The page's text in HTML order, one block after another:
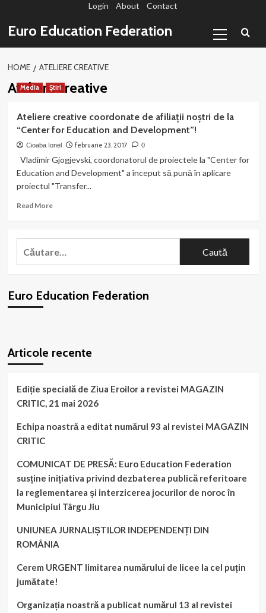
conținut
Login About Contact
Euro Education Federation
Menu
HOME ATELIERE CREATIVE
Ateliere creative
Media Știri
Ateliere creative coordonate de afiliații noștri de la
“Center for Education and Development”!
Cioaba Ionel februarie 23, 2017 0
Vladimir Gjogjevski, coordonatorul de proiectele la "Center for
Education and Development" a început să pună în aplicare
proiectul "Transfer...
Read MoreRead
Ateliere
creative
noștri
Education
Caută
Euro Education Federation
Articole recente
Ediție specială de Ziua Eroilor a revistei MAGAZIN
CRITIC, 21 mai 2026
Echipa noastră a editat numărul 93 al revistei MAGAZIN
CRITIC
COMUNICAT DE PRESĂ: Euro Education Federation
susține inițiativa privind dezbaterea publică referitoare
la reglementarea și interzicerea jocurilor de noroc în
Municipiul Târgu Jiu
UNIUNEA JURNALIȘTILOR INDEPENDENȚI DIN
ROMÂNIA
Cerem URGENT limitarea numărului de licee la cel puțin
jumătate!
Organizația noastră a publicat numărul 13 al revistei